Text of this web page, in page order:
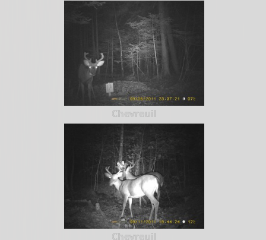
Chevreuil
Chevreuil